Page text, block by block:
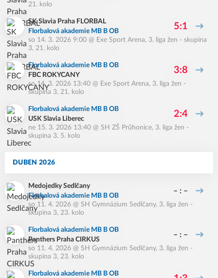
21. kolo
SK Slavia Praha FLORBAL
Florbalová akademie MB B OB
5:1
so 14. 3. 2026 9:00 @ Exe Sport Arena, 3. liga žen - skupina
3, 21. kolo
Florbalová akademie MB B OB
FBC ROKYCANY
3:8
so 14. 3. 2026 13:40 @ Exe Sport Arena, 3. liga žen -
skupina 3, 21. kolo
Florbalová akademie MB B OB
USK Slavia Liberec
2:4
ne 15. 3. 2026 13:40 @ SH ZŠ Průhonice, 3. liga žen -
skupina 3, 5. kolo
DUBEN 2026
Medojedky Sedlčany
Florbalová akademie MB B OB
– : –
so 11. 4. 2026 @ SH Gymnázium Sedlčany, 3. liga žen -
skupina 3, 23. kolo
Florbalová akademie MB B OB
Panthers Praha CIRKUS
– : –
so 11. 4. 2026 @ SH Gymnázium Sedlčany, 3. liga žen -
skupina 3, 23. kolo
Florbalová akademie MB B OB